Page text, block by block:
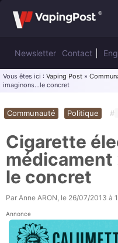
Newsletter Contact
Vous êtes ici : Vaping Post »
imaginons…le concret
Communauté Politique #
Cigarette
le concret
Par Anne ARON, le 26/07/2013 à
Annonce